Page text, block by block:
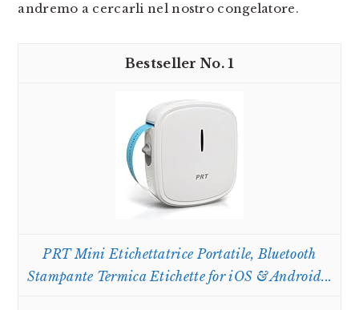
andremo a cercarli nel nostro congelatore.
1
PRT Mini Etichettatrice Portatile, Bluetooth
Stampante Termica Etichette for iOS & Android...